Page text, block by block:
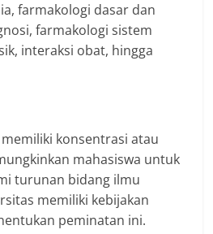
farmakologi dasar dan
farmakologi sistem
interaksi obat, hingga
konsentrasi atau
mahasiswa untuk
turunan bidang ilmu
memiliki kebijakan
peminatan ini.